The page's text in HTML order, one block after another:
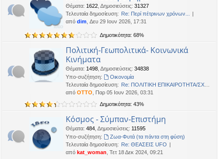
Oropion Τρί 17 Μαρ 2026, 07:43
Καλησπερα
panta•Δευ 16 Μαρ 2026, 03:18
Έκανε Like σε αυτό το μήνυμα
OTTO έγραψε:↑
Καλώστονε. Είναι υπό κατοχή στο καθεστώς ΝΔ.
Δευ 16 Φεβ 2026, 18:20
Δευ 16 Φεβ 2026, 02:33
Γεια χαρά. καλέ, πού πήγαν οι κόσμοι;
BlueAngel Πέμ 29 Ιαν 2026, 22:08
likes this message
Θέματα: 1622 Δημοσιεύσεις: 31327
Τελευταία δημοσίευση: Re: Περί πέτρινων χρόνων...
από dim , Δευ 29 Ιουν 2026, 17:31
Δημοτικότητα: 68%
Πολιτική-Γεωπολιτικά- Κοινωνικά
Κινήματα
Θέματα: 1498 Δημοσιεύσεις: 34838
Υπο-συζήτηση:
Oικονομία
Τελευταία δημοσίευση: Re: ΠΟΛΙΤΙΚΗ ΕΠΙΚΑΙΡΟΤΗΤΑ/ΣΧΟ…
από OTTO , Παρ 05 Ιουν 2026, 03:31
Δημοτικότητα: 43%
Κόσμος - Σύμπαν-Επιστήμη
Θέματα: 484 Δημοσιεύσεις: 11595
Υπο-συζήτηση:
Ζωα-Φυτά (τα πάντα στη φύση)
Τελευταία δημοσίευση: Re: ΘΕΑΣΕΙΣ UFO
από kat_woman , Τετ 18 Δεκ 2024, 09:21